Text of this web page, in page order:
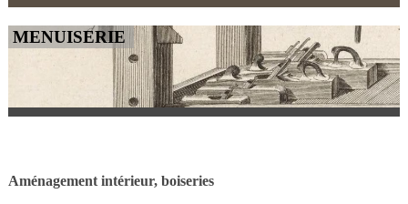
MENUISERIE
Aménagement intérieur, boiseries